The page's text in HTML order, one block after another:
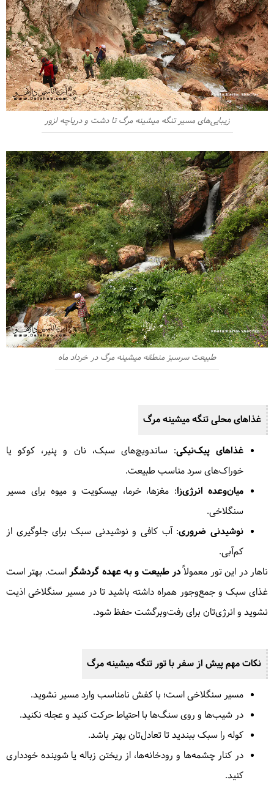
زیبایی‌های مسیر تنگه میشینه مرگ تا دشت و دریاچه لزور
طبیعت سرسبز منطقه میشینه مرگ در خرداد ماه
غذاهای محلیتنگه میشینه مرگ
غذاهای پیک‌نیکی: ساندویچ‌های سبک، نان و پنیر، کوکو یا
خوراک‌های سرد مناسب طبیعت.
میان‌وعده انرژی‌زا: مغزها، خرما، بیسکویت و میوه برای مسیر
سنگلاخی.
نوشیدنی ضروری: آب کافی و نوشیدنی سبک برای جلوگیری از
کم‌آبی.
ناهار در این تور معمولاًدر طبیعت و به عهده گردشگراست. بهتر است
غذای سبک و جمع‌وجور همراه داشته باشید تا در مسیر سنگلاخی اذیت
نشوید و انرژی‌تان برای رفت‌وبرگشت حفظ شود.
نکات مهم پیش از سفر با تورتنگه میشینه مرگ
مسیر سنگلاخی است؛ با کفش نامناسب وارد مسیر نشوید.
در شیب‌ها و روی سنگ‌ها با احتیاط حرکت کنید و عجله نکنید.
کوله را سبک ببندید تا تعادل‌تان بهتر باشد.
در کنار چشمه‌ها و رودخانه‌ها، از ریختن زباله یا شوینده خودداری
کنید.